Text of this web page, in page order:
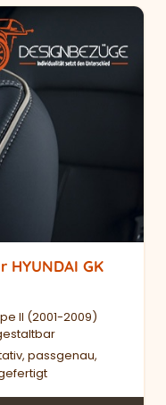
GK
II (2001-2009)
passgenau,